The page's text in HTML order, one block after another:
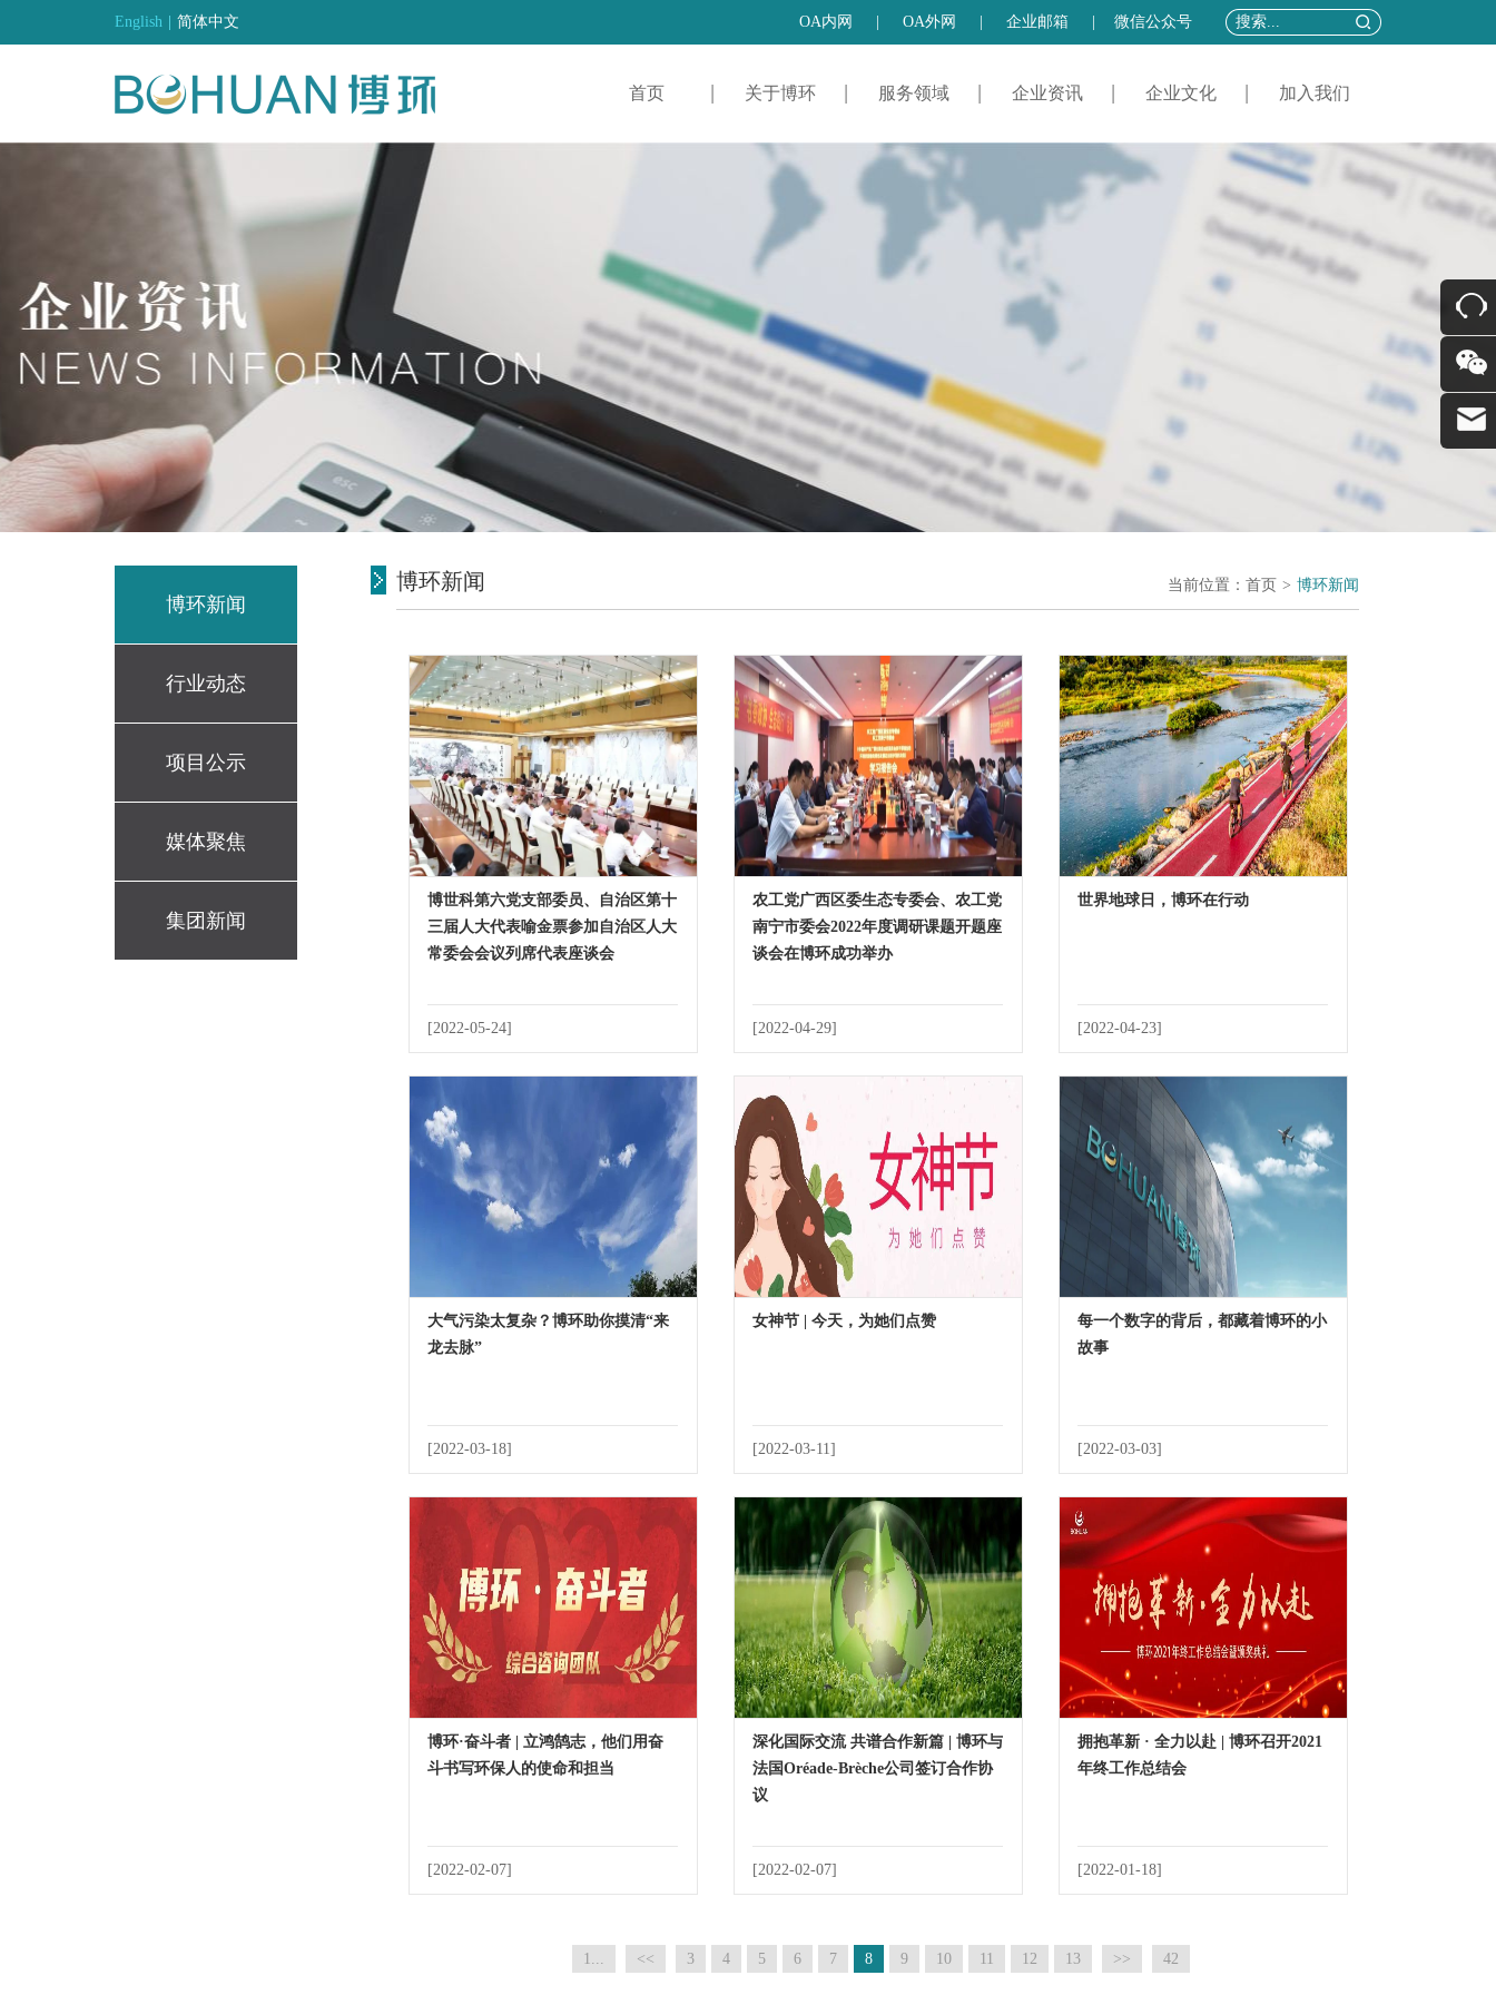
English 简体中文 微信公众号
OA内网 OA外网 企业邮箱
首页 关于博环 服务领域 企业资讯 企业文化 加入我们
博环新闻
行业动态
项目公示
媒体聚焦
集团新闻
博环新闻 当前位置： 首页 > 博环新闻
博世科第六党支部委员、自治区第十
三届人大代表喻金票参加自治区人大
常委会会议列席代表座谈会
[2022-05-24]
农工党广西区委生态专委会、农工党
南宁市委会2022年度调研课题开题座
谈会在博环成功举办
[2022-04-29]
世界地球日，博环在行动
[2022-04-23]
大气污染太复杂？博环助你摸清“来
龙去脉”
[2022-03-18]
女神节 | 今天，为她们点赞
[2022-03-11]
每一个数字的背后，都藏着博环的小
故事
[2022-03-03]
博环·奋斗者 | 立鸿鹄志，他们用奋
斗书写环保人的使命和担当
[2022-02-07]
深化国际交流 共谱合作新篇 | 博环与
法国Oréade-Brèche公司签订合作协
议
[2022-02-07]
拥抱革新 · 全力以赴 | 博环召开2021
年终工作总结会
[2022-01-18]
1... << 3 4 5 6 7 8 9 10 11 12 13 >> 42